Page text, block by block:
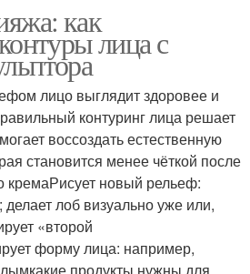
как
лица с
лицо выглядит здоровее и
контуринг лица решает
воссоздать естественную
становится менее чёткой после
кремаРисует новый рельеф:
лоб визуально уже или,
«второй
форму лица: например,